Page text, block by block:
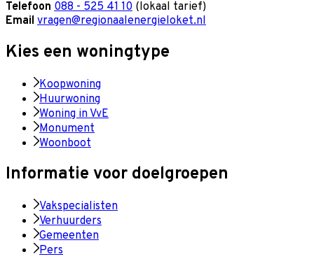
Telefoon 088 - 525 41 10 (lokaal tarief)
Email vragen@regionaalenergieloket.nl
Kies een woningtype
Koopwoning
Huurwoning
Woning in VvE
Monument
Woonboot
Informatie voor doelgroepen
Vakspecialisten
Verhuurders
Gemeenten
Pers